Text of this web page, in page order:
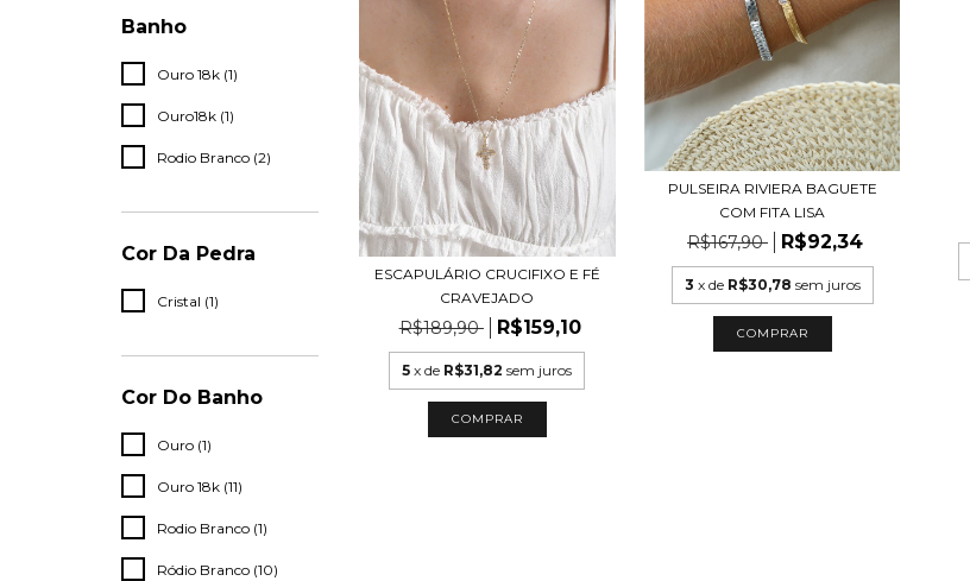
Banho
Ouro 18k (1)
Ouro18k (1)
Rodio Branco (2)
Cor Da Pedra
Cristal (1)
Cor Do Banho
Ouro (1)
Ouro 18k (11)
Rodio Branco (1)
Ródio Branco (10)
ESCAPULÁRIO CRUCIFIXO E FÉ
CRAVEJADO
R$189,90 R$159,10
5 x de R$31,82 sem juros
COMPRAR
PULSEIRA RIVIERA BAGUETE
COM FITA LISA
R$167,90 R$92,34
3 x de R$30,78 sem juros
COMPRAR